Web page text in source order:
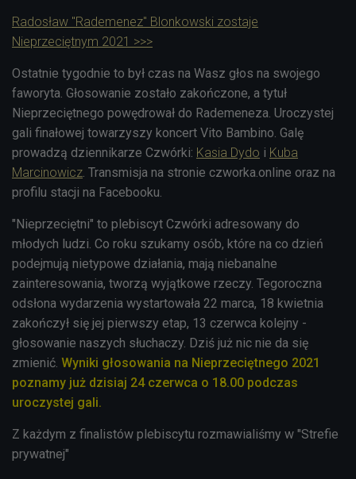
Radosław "Rademenez" Blonkowski zostaje
Nieprzeciętnym 2021 >>>
Ostatnie tygodnie to był czas na Wasz głos na swojego
faworyta. Głosowanie zostało zakończone, a tytuł
Nieprzeciętnego powędrował do Rademeneza. Uroczystej
gali finałowej towarzyszy koncert Vito Bambino. Galę
prowadzą dziennikarze Czwórki: Kasia Dydo i Kuba
Marcinowicz . Transmisja na stronie czworka.online oraz na
profilu stacji na Facebooku.
"Nieprzeciętni" to plebiscyt Czwórki adresowany do
młodych ludzi. Co roku szukamy osób, które na co dzień
podejmują nietypowe działania, mają niebanalne
zainteresowania, tworzą wyjątkowe rzeczy. Tegoroczna
odsłona wydarzenia wystartowała 22 marca, 18 kwietnia
zakończył się jej pierwszy etap, 13 czerwca kolejny -
głosowanie naszych słuchaczy. Dziś już nic nie da się
zmienić. Wyniki głosowania na Nieprzeciętnego 2021
poznamy już dzisiaj 24 czerwca o 18.00 podczas
uroczystej gali.
Z każdym z finalistów plebiscytu rozmawialiśmy w "Strefie
prywatnej"